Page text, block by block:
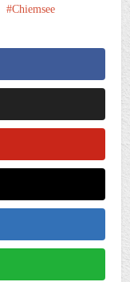
Chiemsee